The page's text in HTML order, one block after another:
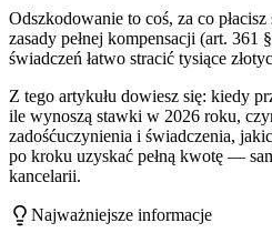
Odszkodowanie to coś, za co
zasady pełnej kompensacji (art.
świadczeń łatwo stracić tysiące
Z tego artykułu dowiesz się: kiedy
ile wynoszą stawki w 2026 roku,
zadośćuczynienia i świadczenia,
po kroku uzyskać pełną kwotę —
kancelarii.
Najważniejsze informacje